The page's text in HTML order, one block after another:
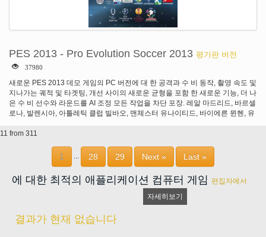
PES 2013 - Pro Evolution Soccer 2013 평가판 버전
37980
새로운 PES 2013 데모 게임의 PC 버전에 대 한 공격과 수 비 동작, 촬영 속도 및
지나가는 궤적 및 타겟팅, 개선 사이의 새로운 균형을 포함 한 새로운 기능, 더 나
은 수 비 선수와 라운드를 AI 조정 모든 작업을 차단 포장. 레알 마드리드, 바르셀
로나, 발렌시아, 아틀레틱 클럽 빌바오, 맨체스터 유나이티드, 바이에른 뮌헨, 유
과 함께 재생할 수 있습니다.
11 from 311
1 ... 28 29 Next » Last »
에 대한 최적의 애플리케이션 컴퓨터 게임 편집자에서
자세히보기
결과가 현재 없습니다